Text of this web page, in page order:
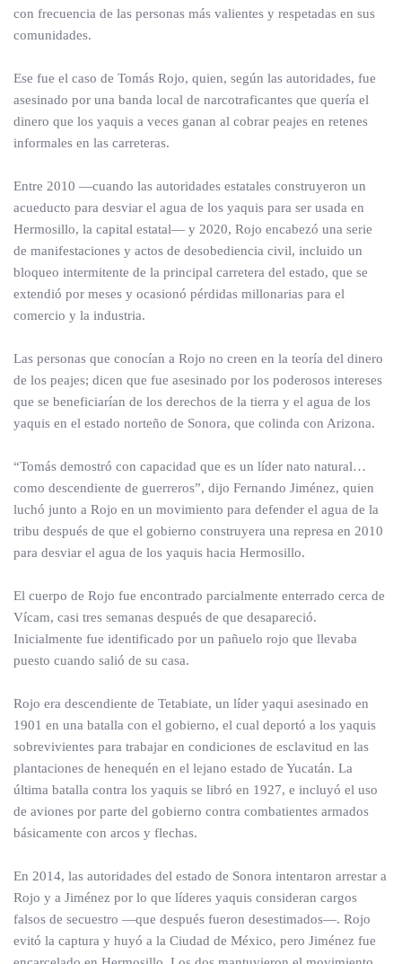
con frecuencia de las personas más valientes y respetadas en sus
comunidades.
Ese fue el caso de Tomás Rojo, quien, según las autoridades, fue
asesinado por una banda local de narcotraficantes que quería el
dinero que los yaquis a veces ganan al cobrar peajes en retenes
informales en las carreteras.
Entre 2010 —cuando las autoridades estatales construyeron un
acueducto para desviar el agua de los yaquis para ser usada en
Hermosillo, la capital estatal— y 2020, Rojo encabezó una serie
de manifestaciones y actos de desobediencia civil, incluido un
bloqueo intermitente de la principal carretera del estado, que se
extendió por meses y ocasionó pérdidas millonarias para el
comercio y la industria.
Las personas que conocían a Rojo no creen en la teoría del dinero
de los peajes; dicen que fue asesinado por los poderosos intereses
que se beneficiarían de los derechos de la tierra y el agua de los
yaquis en el estado norteño de Sonora, que colinda con Arizona.
“Tomás demostró con capacidad que es un líder nato natural…
como descendiente de guerreros”, dijo Fernando Jiménez, quien
luchó junto a Rojo en un movimiento para defender el agua de la
tribu después de que el gobierno construyera una represa en 2010
para desviar el agua de los yaquis hacia Hermosillo.
El cuerpo de Rojo fue encontrado parcialmente enterrado cerca de
Vícam, casi tres semanas después de que desapareció.
Inicialmente fue identificado por un pañuelo rojo que llevaba
puesto cuando salió de su casa.
Rojo era descendiente de Tetabiate, un líder yaqui asesinado en
1901 en una batalla con el gobierno, el cual deportó a los yaquis
sobrevivientes para trabajar en condiciones de esclavitud en las
plantaciones de henequén en el lejano estado de Yucatán. La
última batalla contra los yaquis se libró en 1927, e incluyó el uso
de aviones por parte del gobierno contra combatientes armados
básicamente con arcos y flechas.
En 2014, las autoridades del estado de Sonora intentaron arrestar a
Rojo y a Jiménez por lo que líderes yaquis consideran cargos
falsos de secuestro —que después fueron desestimados—. Rojo
evitó la captura y huyó a la Ciudad de México, pero Jiménez fue